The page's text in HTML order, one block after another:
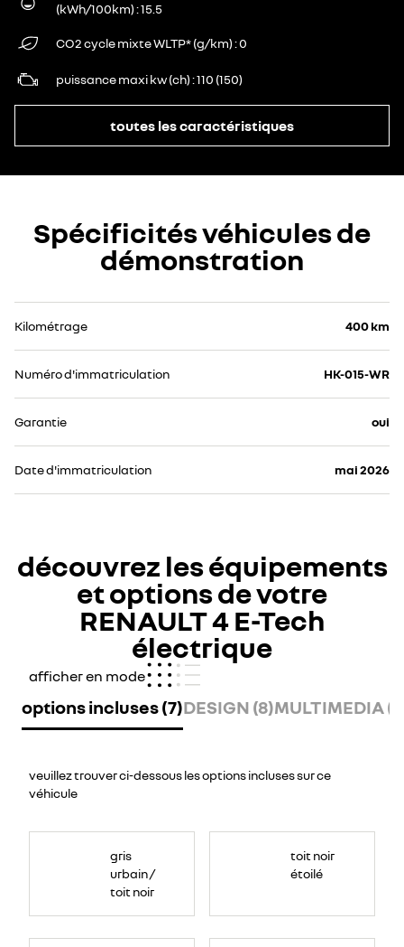
(kWh/100km) 15.5
CO2 cycle mixte WLTP* (g/km) 0
puissance maxi kw (ch) 110 (150)
toutes les caractéristiques
Spécificités véhicules de
démonstration
Kilométrage 400 km
Numéro d'immatriculation HK-015-WR
Garantie oui
Date d'immatriculation mai 2026
découvrez les équipements
et options de votre
RENAULT 4 E-Tech
électrique
afficher en mode
options incluses (7)DESIGN (8)MULTIMEDIA
veuillez trouver ci-dessous les options incluses sur ce
véhicule
gris
urbain /
toit noir
toit noir
étoilé